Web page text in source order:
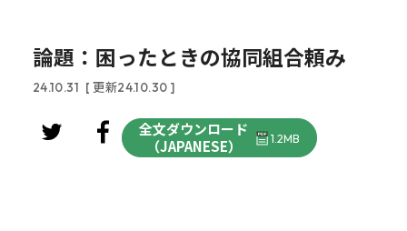
論題：困ったときの協同組合頼み
24.10.31 [ 更新24.10.30 ]
全文ダウンロード
（JAPANESE）
1.2MB